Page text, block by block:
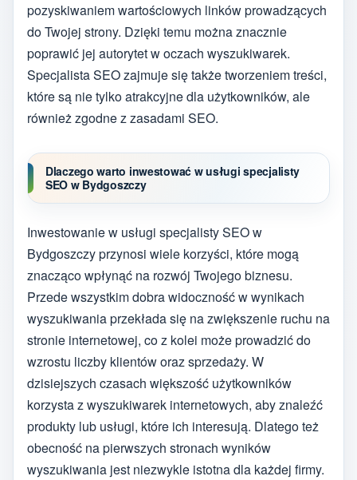
pozyskiwaniem wartościowych linków prowadzących
do Twojej strony. Dzięki temu można znacznie
poprawić jej autorytet w oczach wyszukiwarek.
Specjalista SEO zajmuje się także tworzeniem treści,
które są nie tylko atrakcyjne dla użytkowników, ale
również zgodne z zasadami SEO.
Dlaczego warto inwestować w usługi specjalisty
SEO w Bydgoszczy
Inwestowanie w usługi specjalisty SEO w
Bydgoszczy przynosi wiele korzyści, które mogą
znacząco wpłynąć na rozwój Twojego biznesu.
Przede wszystkim dobra widoczność w wynikach
wyszukiwania przekłada się na zwiększenie ruchu na
stronie internetowej, co z kolei może prowadzić do
wzrostu liczby klientów oraz sprzedaży. W
dzisiejszych czasach większość użytkowników
korzysta z wyszukiwarek internetowych, aby znaleźć
produkty lub usługi, które ich interesują. Dlatego też
obecność na pierwszych stronach wyników
wyszukiwania jest niezwykle istotna dla każdej firmy.